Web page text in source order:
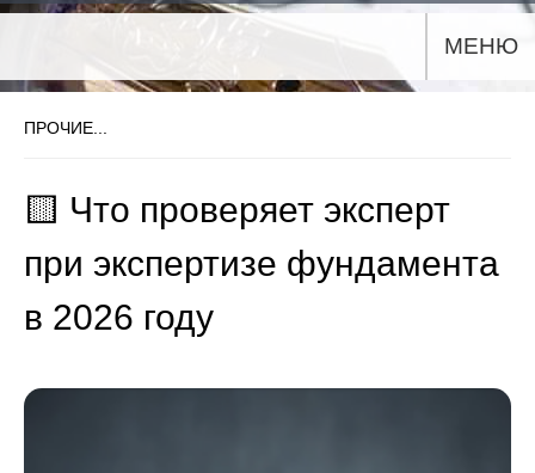
МЕНЮ
ПРОЧИЕ...
🟨 Что проверяет эксперт
при экспертизе фундамента
в 2026 году